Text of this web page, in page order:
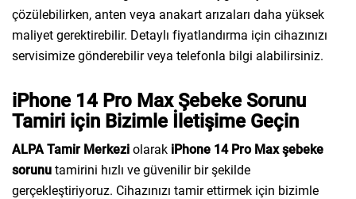
çözülebilirken, anten veya anakart arızaları daha yüksek
maliyet gerektirebilir. Detaylı fiyatlandırma için cihazınızı
servisimize gönderebilir veya telefonla bilgi alabilirsiniz.
iPhone 14 Pro Max Şebeke Sorunu
Tamiri için Bizimle İletişime Geçin
ALPA Tamir Merkezi olarak iPhone 14 Pro Max şebeke
sorunu tamirini hızlı ve güvenilir bir şekilde
gerçekleştiriyoruz. Cihazınızı tamir ettirmek için bizimle